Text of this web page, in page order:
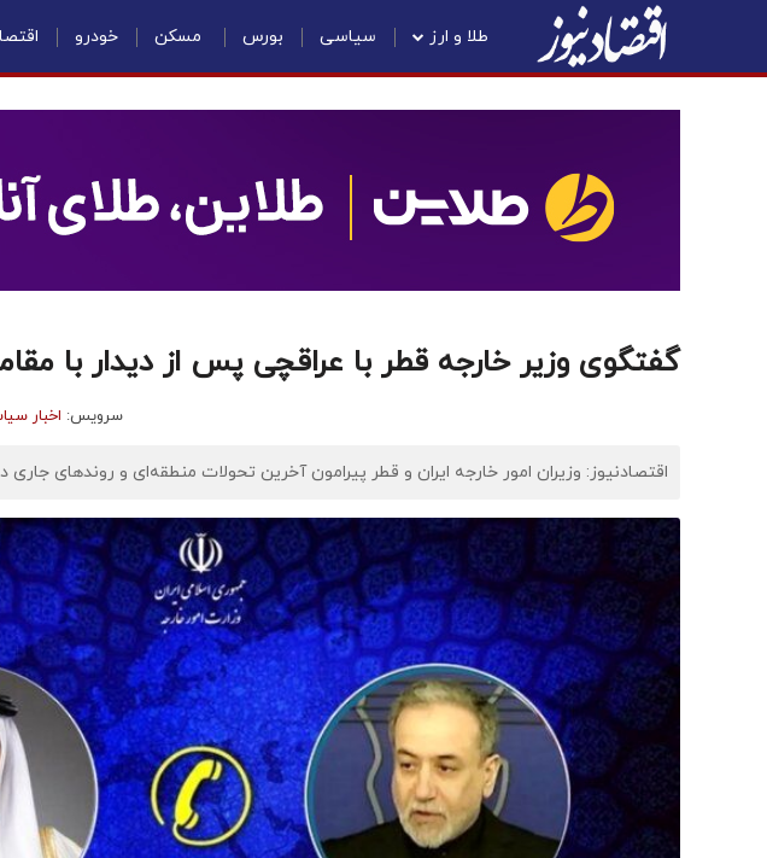
طلا و ارز سیاسی بورس مسکن خودرو
گفتگوی وزیر خارجه قطر با عراقچی پس از دیدار با
سرویس: اخبار
اقتصادنیوز: وزیران امور خارجه ایران و قطر پیرامون آخرین تحولات منطقه‌ای و روندهای جاری